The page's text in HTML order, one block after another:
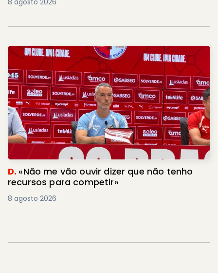
8 agosto 2026
D. «Não me vão ouvir dizer que não tenho
recursos para competir»
8 agosto 2026